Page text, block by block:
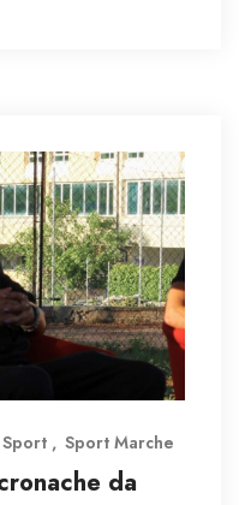
Sport Sport Marche
da